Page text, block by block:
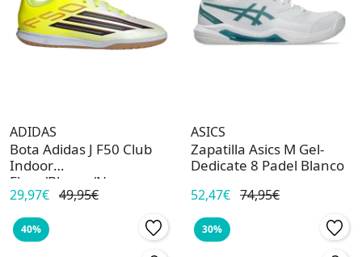
ADIDAS
Bota Adidas J F50 Club
Indoor
Fluor/Blanco/Negro
29,97€ 49,95€
ASICS
Zapatilla Asics M Gel-
Dedicate 8 Padel Blanco
52,47€ 74,95€
40% 30%